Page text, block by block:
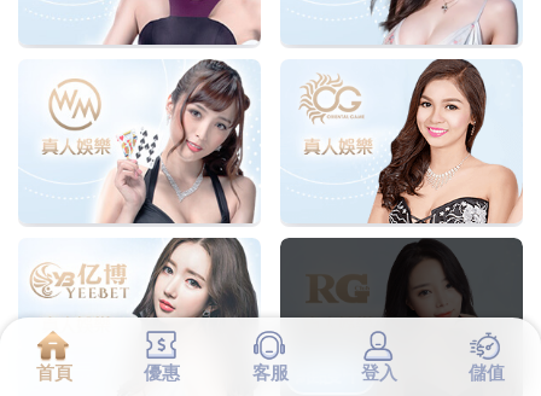
維護中
首頁 優惠 客服 登入 儲值